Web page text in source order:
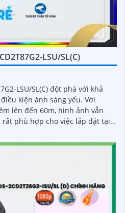
LSU/SL(C)
LSU/SL(C) đột phá với khả
kiện ánh sáng yếu. Với
lên đến 60m, hình ảnh vẫn
phù hợp cho việc lắp đặt tại